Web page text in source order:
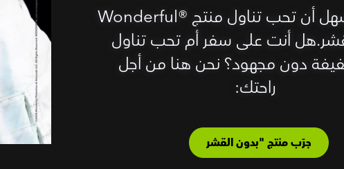
كم من السهل أن تحب تناول منتج Wonderful®‎
أنت على سفر أم تحب تناول
دون مجهود؟ نحن هنا من أجل
راحتك:
جرّب منتج "بدون القشر